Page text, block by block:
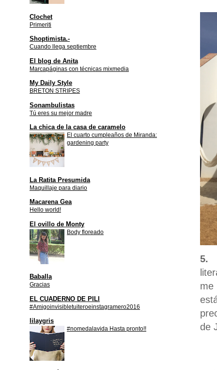
5.
me
de
Clochet
Primeriti
Shoptimista.-
Cuando llega septiembre
El blog de Anita
Marcapáginas con técnicas mixmedia
My Daily Style
BRETON STRIPES
Sonambulistas
Tú eres su mejor madre
La chica de la casa de caramelo
El cuarto cumpleaños de Miranda:
gardening party
La Ratita Presumida
Maquillaje para diario
Macarena Gea
Hello world!
El ovillo de Monty
Body floreado
Baballa
Gracias
EL CUADERNO DE PILI
#Amigoinvisibletuiteroeinstagramero2016
lilaygris
#nomedalavida Hasta pronto!!